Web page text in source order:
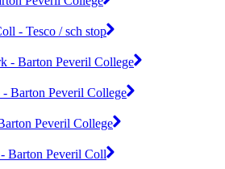
- Tesco / sch stop
- Barton Peveril College
Barton Peveril College
Peveril College
Barton Peveril Coll